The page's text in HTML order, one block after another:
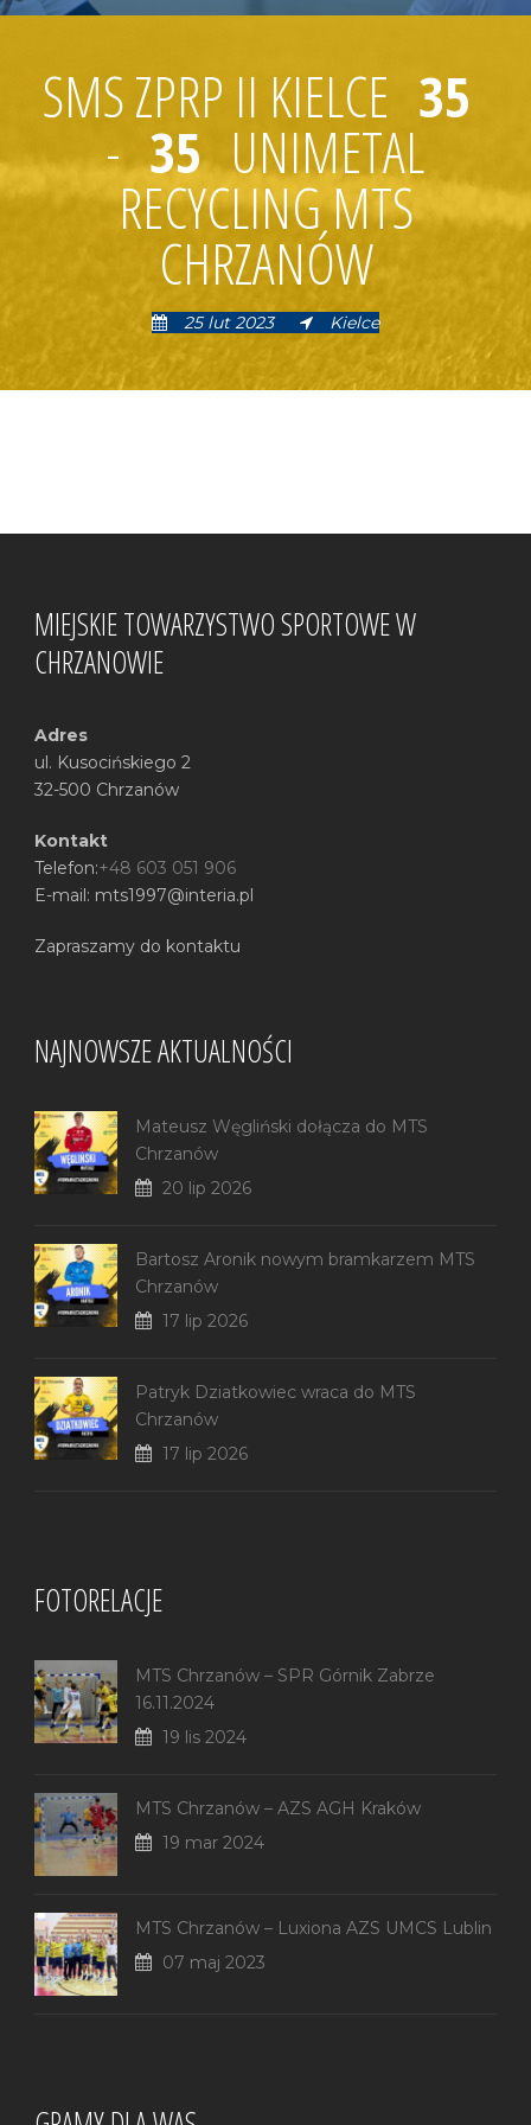
SMS ZPRP II KIELCE 35
- 35 UNIMETAL
RECYCLING MTS
CHRZANÓW
25 lut 2023 Kielce
MIEJSKIE TOWARZYSTWO SPORTOWE W
CHRZANOWIE
Adres
ul. Kusocińskiego 2
32-500 Chrzanów
Kontakt
Telefon:+48 603 051 906
E-mail: mts1997@interia.pl
Zapraszamy do kontaktu
NAJNOWSZE AKTUALNOŚCI
Mateusz Węgliński dołącza do MTS
Chrzanów
20 lip 2026
Bartosz Aronik nowym bramkarzem MTS
Chrzanów
17 lip 2026
Patryk Dziatkowiec wraca do MTS
Chrzanów
17 lip 2026
FOTORELACJE
MTS Chrzanów – SPR Górnik Zabrze
16.11.2024
19 lis 2024
MTS Chrzanów – AZS AGH Kraków
19 mar 2024
MTS Chrzanów – Luxiona AZS UMCS Lublin
07 maj 2023